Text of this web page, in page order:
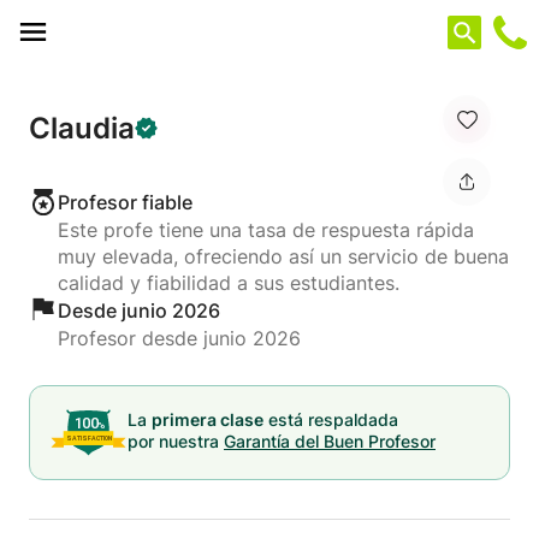
Claudia
Profesor fiable
Este profe tiene una tasa de respuesta rápida
muy elevada, ofreciendo así un servicio de buena
calidad y fiabilidad a sus estudiantes.
Desde junio 2026
Profesor desde junio 2026
La primera clase está respaldada
por nuestra Garantía del Buen Profesor